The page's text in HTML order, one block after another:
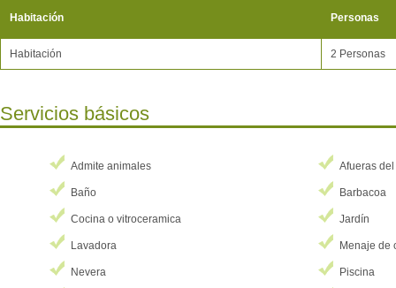
Habitación Personas
Habitación 2 Personas
Servicios básicos
Admite animales Afueras
Baño Barbacoa
Cocina o vitroceramica Jardín
Lavadora Menaje de
Nevera Piscina